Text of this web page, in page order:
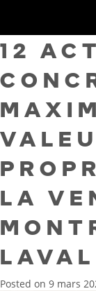
12
LA
LAVAL
Posted on 9 mars